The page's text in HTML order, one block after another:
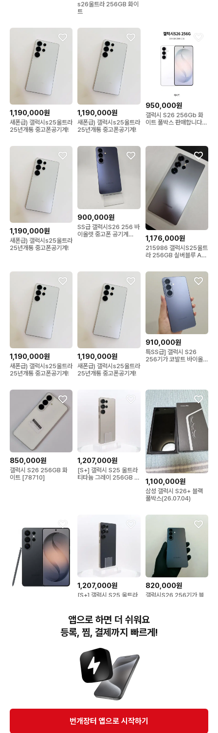
s26울트라 256GB 화이
트
1,190,000원
새폰급) 갤럭시s25울트라
25년개통 중고폰공기계!
1,190,000원
새폰급) 갤럭시s25울트라
25년개통 중고폰공기계!
950,000원
갤럭시 S26 256Gb 화
이트 풀박스 판매합니다
1,190,000원
새폰급) 갤럭시s25울트라
25년개통 중고폰공기계!
900,000원
SS급 갤럭시S26 256 바
이올렛 중고폰 공기계
1,176,000원
215986 갤럭시S25울트
라 256GB 실버블루 AA
1,190,000원
새폰급) 갤럭시s25울트라
25년개통 중고폰공기계!
1,190,000원
새폰급) 갤럭시s25울트라
25년개통 중고폰공기계!
910,000원
특SS급] 갤럭시 S26
256기가 코발트 바이올렛
850,000원
갤럭시 S26 256GB 화
이트 [78710]
1,207,000원
[S+] 갤럭시 S25 울트라
티타늄 그레이 256GB 배
1,100,000원
삼성 갤럭시 S26+ 블랙
풀박스(26.07.04)
1,207,000원
[S+] 갤럭시 S25 울트라
820,000원
갤럭시S26 256기가 블
번개장터(주) 사업자정보, 이용약관 및 기타 법적고지
번개장터㈜는 통신판매중개자이며, 통신판매의 당사자가 아닙니다. 전자상거래 등에서의
소비자보호에 관한 법률 등 관련 법령 및 번개장터㈜의 약관에 따라 상품, 상품정보, 거래에 관한 책임은
개별 판매자에게 귀속하고, 번개장터㈜는 원칙적으로 회원간 거래에 대하여 책임을 지지 않습니다.
다만, 번개장터㈜가 직접 판매하는 상품에 대한 책임은 번개장터㈜에게 귀속합니다.
앱으로 하면 더 쉬워요
등록, 찜, 결제까지 빠르게!
번개장터 앱으로 시작하기